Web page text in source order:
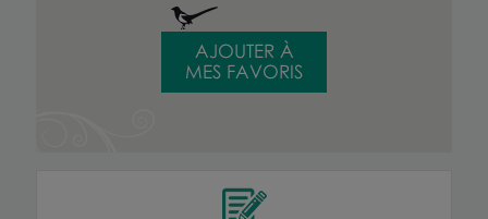
AJOUTER À
MES FAVORIS